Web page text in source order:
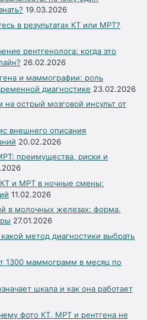
19.03.2026
в результатах КТ или МРТ?
рентгенолога: когда это
26.02.2026
и маммографии: роль
диагностике 23.02.2026
острый мозговой инсульт от
внешнего описания
20.02.2026
преимущества, риски и
КТ и МРТ в ночные смены:
11.02.2026
в молочных железах: форма,
27.01.2026
метод диагностики выбрать
1300 маммограмм в месяц по
шкала и как она работает
фото КТ, МРТ и рентгена не